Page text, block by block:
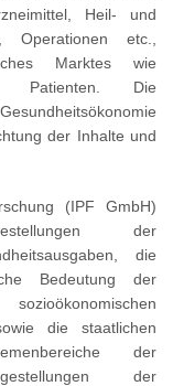
Heil- und
Operationen etc.,
Marktes wie
Patienten. Die
der Inhalte und
(IPF GmbH)
der
die
Bedeutung der
die staatlichen
der
der